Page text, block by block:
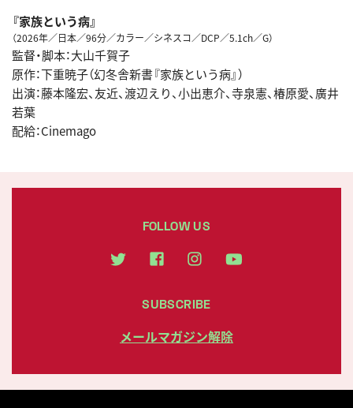
『家族という病』
（2026年／日本／96分／カラー／シネスコ／DCP／5.1ch／G）
監督・脚本：大山千賀子
原作：下重暁子（幻冬舎新書『家族という病』）
出演：藤本隆宏、友近、渡辺えり、小出恵介、寺泉憲、椿原愛、廣井
若葉
配給：Cinemago
FOLLOW US
SUBSCRIBE
メールマガジン解除